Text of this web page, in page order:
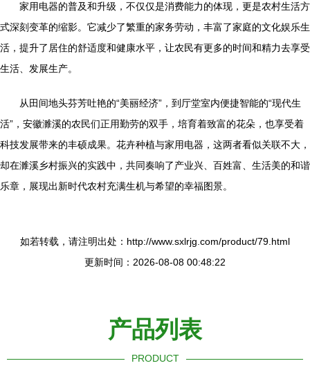
家用电器的普及和升级，不仅仅是消费能力的体现，更是农村生活方
式深刻变革的缩影。它减少了繁重的家务劳动，丰富了家庭的文化娱乐生
活，提升了居住的舒适度和健康水平，让农民有更多的时间和精力去享受
生活、发展生产。
从田间地头芬芳吐艳的“美丽经济”，到厅堂室内便捷智能的“现代生
活”，安徽濉溪的农民们正用勤劳的双手，培育着致富的花朵，也享受着
科技发展带来的丰硕成果。花卉种植与家用电器，这两者看似关联不大，
却在濉溪乡村振兴的实践中，共同奏响了产业兴、百姓富、生活美的和谐
乐章，展现出新时代农村充满生机与希望的幸福图景。
如若转载，请注明出处：http://www.sxlrjg.com/product/79.html
更新时间：2026-08-08 00:48:22
产品列表
PRODUCT